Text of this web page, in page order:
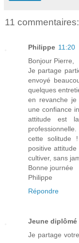
11 commentaires:
Philippe 11:20
Bonjour Pierre,
Je partage
envoyé
quelques
en revanche je
une confiance
attitude est
cette solitude
positive
cultiver, sans
Bonne journée
Philippe
Répondre
Jeune diplômé
Je partage